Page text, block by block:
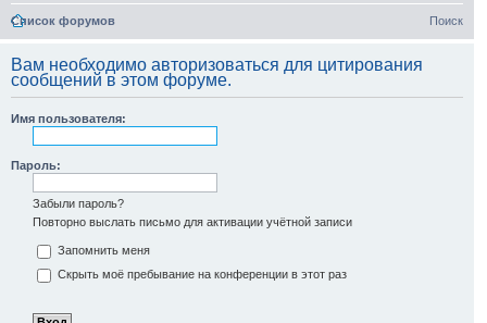
Список форумов Поиск
Вам необходимо авторизоваться для цитирования
сообщений в этом форуме.
Имя пользователя:
Пароль:
Забыли пароль?
Повторно выслать письмо для активации учётной записи
Запомнить меня
Скрыть моё пребывание на конференции в этот раз